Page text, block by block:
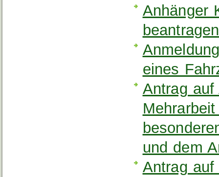
Anhänger
beantragen
eines
Antrag
und dem
Antrag